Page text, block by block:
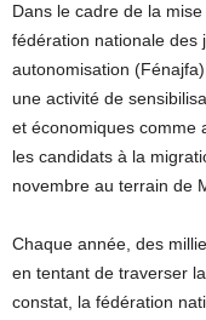
Dans le cadre de la
fédération nationale des
autonomisation
une activité de
et économiques comme
les candidats à la
novembre au terrain de
Chaque année, des
en tentant de traverser
constat, la fédération